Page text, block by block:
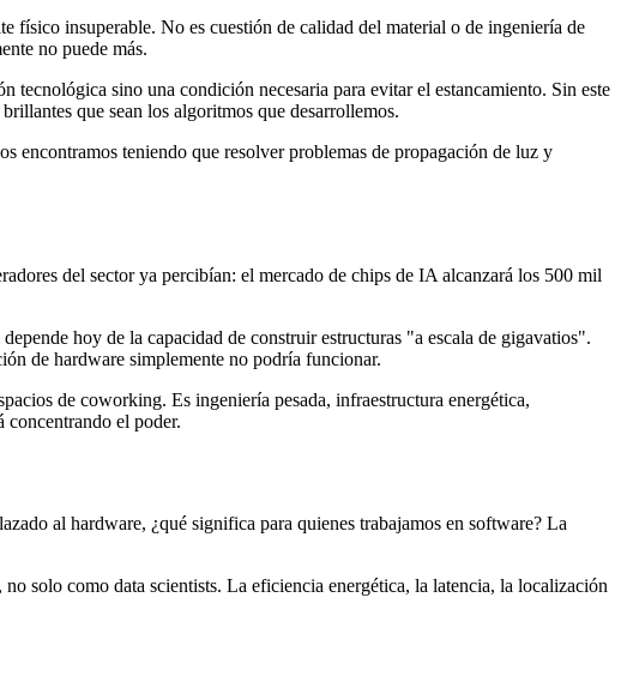
físico insuperable. No es cuestión de calidad del material o de ingeniería de
no puede más.
sino una condición necesaria para evitar el estancamiento. Sin este
que sean los algoritmos que desarrollemos.
encontramos teniendo que resolver problemas de propagación de luz y
del sector ya percibían: el mercado de chips de IA alcanzará los 500 mil
hoy de la capacidad de construir estructuras "a escala de gigavatios".
de hardware simplemente no podría funcionar.
de coworking. Es ingeniería pesada, infraestructura energética,
concentrando el poder.
al hardware, ¿qué significa para quienes trabajamos en software? La
solo como data scientists. La eficiencia energética, la latencia, la localización